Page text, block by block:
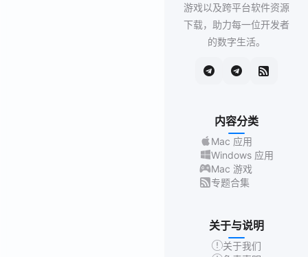
游戏以及跨平台软件资源
下载，助力每一位开发者
的数字生活。
内容分类
Mac 应用
Windows 应用
Mac 游戏
专题合集
关于与说明
关于我们